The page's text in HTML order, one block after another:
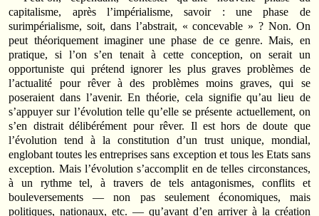
capitalisme, après l’impérialisme, savoir : une phase de
surimpérialisme, soit, dans l’abstrait, « concevable » ? Non. On
peut théoriquement imaginer une phase de ce genre. Mais, en
pratique, si l’on s’en tenait à cette conception, on serait un
opportuniste qui prétend ignorer les plus graves problèmes de
l’actualité pour rêver à des problèmes moins graves, qui se
poseraient dans l’avenir. En théorie, cela signifie qu’au lieu de
s’appuyer sur l’évolution telle qu’elle se présente actuellement, on
s’en distrait délibérément pour rêver. Il est hors de doute que
l’évolution tend à la constitution d’un trust unique, mondial,
englobant toutes les entreprises sans exception et tous les Etats sans
exception. Mais l’évolution s’accomplit en de telles circonstances,
à un rythme tel, à travers de tels antagonismes, conflits et
bouleversements — non pas seulement économiques, mais
politiques, nationaux, etc. — qu’avant d’en arriver à la création